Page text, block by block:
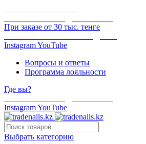
При заказе от 30 тыс. тенге
InstagramYouTube
Вопросы и ответы
Программа лояльности
Где вы?
InstagramYouTube
Выбрать категорию